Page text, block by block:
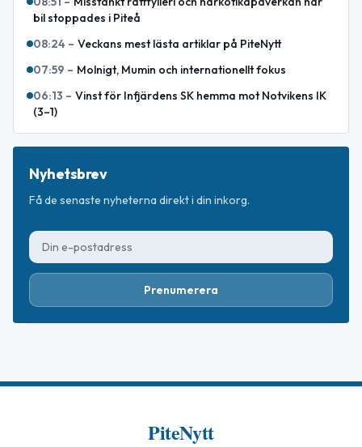
bil stoppades i Piteå
08:24 – Veckans mest lästa artiklar på PiteNytt
07:59 – Molnigt, Mumin och internationellt fokus
06:13 – Vinst för Infjärdens SK hemma mot Notvikens IK
(3–1)
Nyhetsbrev
Få de senaste nyheterna direkt i din inkorg.
Prenumerera
PiteNytt